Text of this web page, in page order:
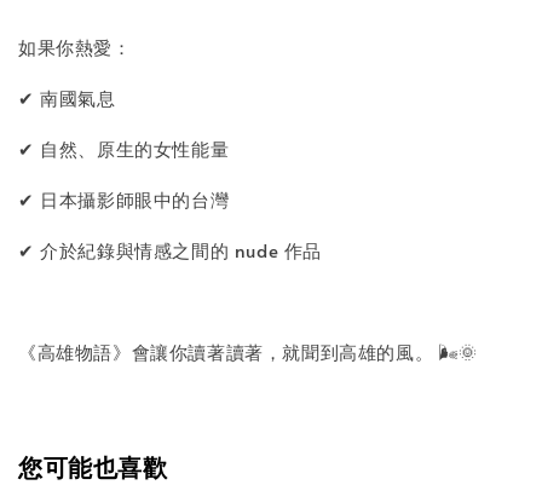
如果你熱愛：
✔ 南國氣息
✔ 自然、原生的女性能量
✔ 日本攝影師眼中的台灣
✔ 介於紀錄與情感之間的 nude 作品
《高雄物語》會讓你讀著讀著，就聞到高雄的風。 🌬️🌞
您可能也喜歡